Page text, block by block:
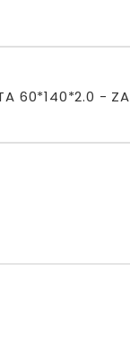
60*140*2.0 - ZA